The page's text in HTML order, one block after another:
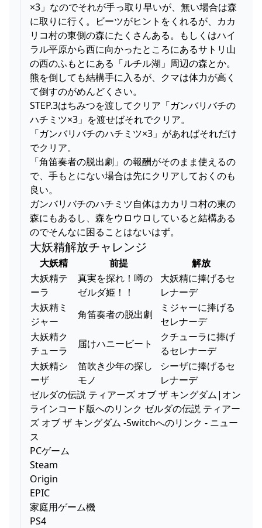
×3」なのでそれが手っ取り早いが、無い場合は森
に取りに行く。ビーツがヒントをくれるが、カカ
リコ村の東側の森にたくさんある。もしくはハイ
ラル平原から西に向かったところにあるサトリ山
の西のふもとにある「ルチル湖」周辺の森とか。
熊を倒しても結構手に入るが、クマは体力が高く
て倒すのがめんどくさい。
STEP.3はちみつを渡してクリア「ガンバリバチの
ハチミツ×3」を渡せばそれでクリア。
「ガンバリバチのハチミツ×3」があればそれだけ
でクリア。
「角笛奏者の脱出劇」の報酬がそのまま使えるの
で、手もとにない場合は先にクリアしておくのも
良い。
ガンバリバチのハチミツ自体はカカリコ村の東の
森にもあるし、森をウロウロしていると結構ある
のでそんなに困ることはないはず。
大妖精解放チャレンジ
大妖精 前提
解放
大妖精テ
ーラ
真実を探れ！噂の
ゼルダ姫！！
大妖精に捧げるセ
レナーデ
大妖精ミ
ジャー
角笛奏者の脱出劇
ミジャーに捧げる
セレナーデ
大妖精ク
チューラ
届けハニービート
クチューラに捧げ
るセレナーデ
大妖精シ
ーザ
笛吹き少年の探し
モノ
シーザに捧げるセ
レナーデ
ゼルダの伝説 ティアーズ オブ ザ キングダム|オン
ラインコード版へのリンク ゼルダの伝説 ティアー
ズ オブ ザ キングダム -Switchへのリンク - ニュー
ス
PCゲーム
Steam
Origin
EPIC
家庭用ゲーム機
PS4